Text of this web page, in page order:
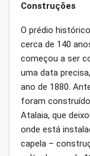
Construções
O prédio
cerca de 140
começou a ser
uma data
ano de 1880.
foram
Atalaia, que
onde está
capela –